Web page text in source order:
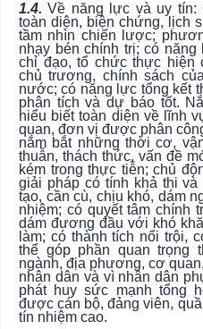
1.4. Về năng lực và uy tín:
toàn diện, biện chứng, lịch
tầm nhìn chiến lược;
nhạy bén chính trị; có
chỉ đạo, tổ chức thực hiện
chủ trương, chính sách
nước; có năng lực tổng kết
phân tích và dự báo tốt.
hiểu biết toàn diện về lĩnh
quan, đơn vị được phân
nắm bắt những thời cơ,
thuẫn, thách thức, vấn đề
kém trong thực tiễn; chủ
giải pháp có tính khả thi
tạo, cần cù, chịu khó, dám
nhiệm; có quyết tâm chính
dám đương đầu với khó
làm; có thành tích nổi trội,
thể góp phần quan trọng
ngành, địa phương, cơ
nhân dân và vì nhân dân
phát huy sức mạnh tổng
được cán bộ, đảng viên,
tín nhiệm cao.